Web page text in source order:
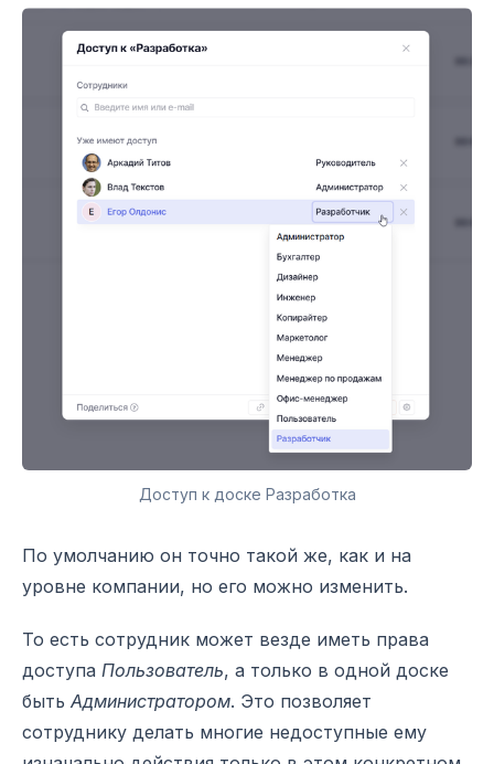
Доступ к доске Разработка
По умолчанию он точно такой же, как и на
уровне компании, но его можно изменить.
То есть сотрудник может везде иметь права
доступа Пользователь, а только в одной доске
быть Администратором. Это позволяет
сотруднику делать многие недоступные ему